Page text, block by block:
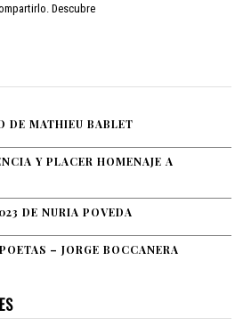
Descubre
DE MATHIEU BABLET
Y PLACER HOMENAJE A
DE NURIA POVEDA
– JORGE BOCCANERA